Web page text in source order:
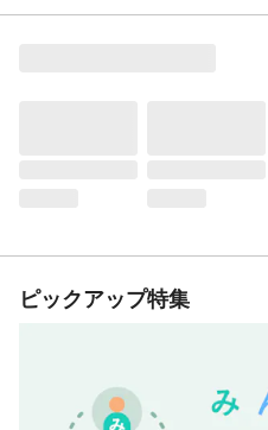
ピックアップ特集